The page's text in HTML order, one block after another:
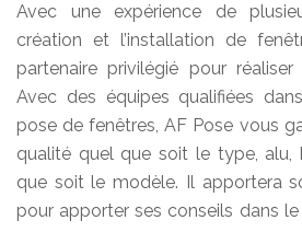
Avec une expérience de
création et l’installation de
partenaire privilégié pour
Avec des équipes qualifiées
pose de fenêtres, AF Pose vous
qualité quel que soit le type, alu,
que soit le modèle. Il apportera
pour apporter ses conseils dans